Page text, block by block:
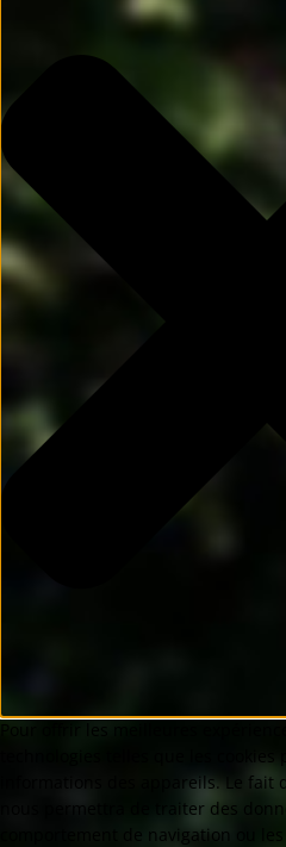
Pour offrir les meilleures
technologies telles que les cookies
informations des appareils. Le fait
nous permettra de traiter des
comportement de navigation ou